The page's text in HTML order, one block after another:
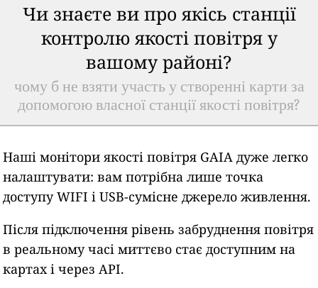
Чи знаєте ви про якісь станції
контролю якості повітря у
вашому районі?
чому б не взяти участь у створенні карти за
допомогою власної станції якості повітря?
Наші монітори якості повітря GAIA дуже легко
налаштувати: вам потрібна лише точка
доступу WIFI і USB-сумісне джерело живлення.
Після підключення рівень забруднення повітря
в реальному часі миттєво стає доступним на
картах і через API.